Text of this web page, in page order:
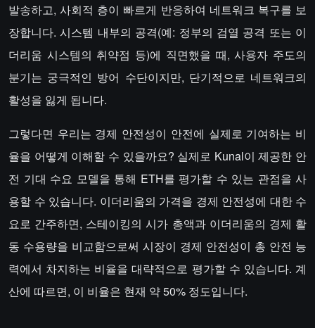
발송하고, 사회적 층이 빠르게 반응하여 네트워크 복구를 보
장합니다. 시스템 내부의 공격(예: 정부의 검열 공격 또는 이
더리움 시스템의 취약점 등)에 직면했을 때, 사용자 주도의
분기는 궁극적인 방어 수단이지만, 단기적으로 네트워크의
활성을 잃게 됩니다.
그렇다면 우리는 경제 안전성이 안전에 실제로 기여하는 비
율을 어떻게 이해할 수 있을까요? 실제로 Kunal이 제공한 안
전 기대 수요 모델을 통해 ETH를 평가할 수 있는 관점을 사
용할 수 있습니다. 이더리움의 가격을 경제 안전성에 대한 수
요로 간주하면, 스테이킹의 시가 총액과 이더리움의 경제 활
동 수용량을 비교함으로써 시장이 경제 안전성이 총 안전 능
력에서 차지하는 비율을 대략적으로 평가할 수 있습니다. 계
산에 따르면, 이 비율은 현재 약 50% 정도입니다.